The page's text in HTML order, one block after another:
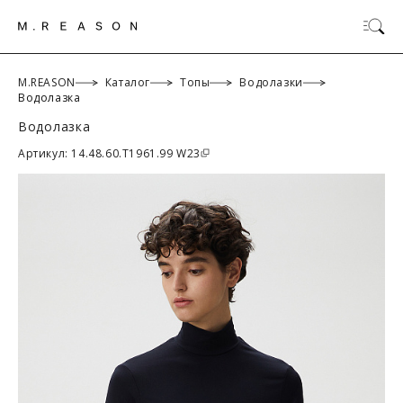
M.REASON Каталог Топы
Водолазки
Водолазка
Водолазка
Артикул: 14.48.60.T1961.99 W23